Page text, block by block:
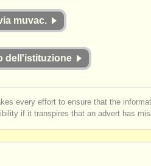
muvac.
dell'istituzione
every effort to ensure that the
if it transpires that an advert has